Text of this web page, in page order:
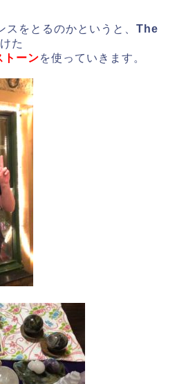
をとるのかというと、 The
た
トーンを使っていきます。